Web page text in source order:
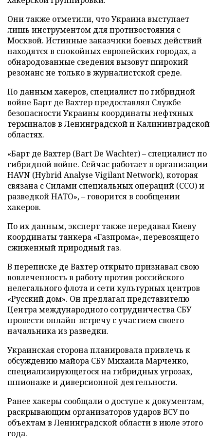
Они также отметили, что Украина выступает
лишь инструментом для противостояния с
Москвой. Истинные заказчики боевых действий
находятся в спокойных европейских городах, а
обнародованные сведения вызовут широкий
резонанс не только в журналистской среде.
По данным хакеров, специалист по гибридной
войне Барт де Вахтер предоставлял Службе
безопасности Украины координаты нефтяных
терминалов в Ленинградской и Калининградской
областях.
«Барт де Вахтер (Bart De Wachter) – специалист по
гибридной войне. Сейчас работает в организации
HAVN (Hybrid Analyse Vigilant Network), которая
связана с Силами специальных операций (ССО) и
разведкой НАТО», – говорится в сообщении
хакеров.
По их данным, эксперт также передавал Киеву
координаты танкера «Газпрома», перевозящего
сжиженный природный газ.
В переписке де Вахтер открыто признавал свою
вовлеченность в работу против российского
нелегального флота и сети культурных центров
«Русский дом». Он предлагал представителю
Центра международного сотрудничества СБУ
провести онлайн-встречу с участием своего
начальника из разведки.
Украинская сторона планировала привлечь к
обсуждению майора СБУ Михаила Марченко,
специализирующегося на гибридных угрозах,
шпионаже и диверсионной деятельности.
Ранее хакеры сообщали о доступе к документам,
раскрывающим организаторов ударов ВСУ по
объектам в Ленинградской области в июле этого
года.